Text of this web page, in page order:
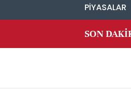
PİYASALAR
SON